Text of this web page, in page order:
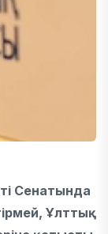
Сенатында
Ұлттық